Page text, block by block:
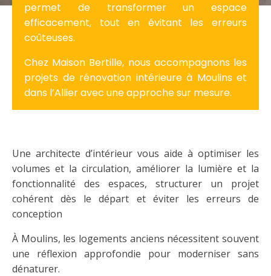
permet de transformer un espace
efficacement, tout en évitant les erreurs
coûteuses.
Chez Maison Bertille, nous accompagnons les
projets de rénovation intérieure à Moulins et
dans l’Allier avec une approche sur mesure.
Une architecte d’intérieur vous aide à optimiser les
volumes et la circulation, améliorer la lumière et la
fonctionnalité des espaces, structurer un projet
cohérent dès le départ et éviter les erreurs de
conception
À Moulins, les logements anciens nécessitent souvent
une réflexion approfondie pour moderniser sans
dénaturer.